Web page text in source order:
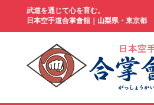
武道を通じて心を育む。
日本空手道合掌會舘｜山梨県・東京都